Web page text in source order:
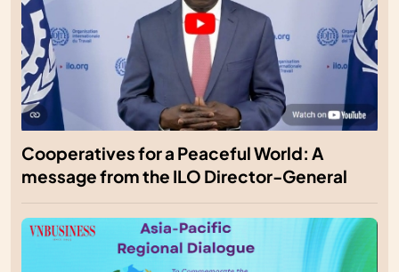
Cooperatives for a Peaceful World: A
message from the ILO Director-General